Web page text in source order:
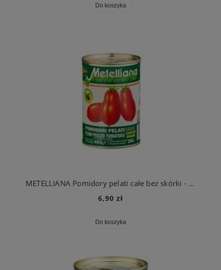
Do koszyka
METELLIANA Pomidory pelati całe bez skórki - puszka 400g Italy
6,90 zł
Do koszyka